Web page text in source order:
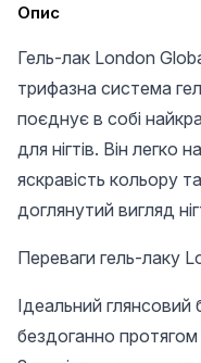
Опис
Гель-лак London
трифазна система
поєднує в собі
для нігтів. Він легко
яскравість кольору
доглянутий вигляд
Переваги гель-лаку
Ідеальний глянсовий
бездоганно протягом